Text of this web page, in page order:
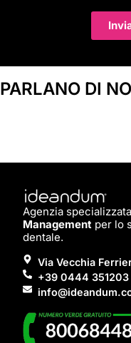
PARLANO DI
Agenzia
Management per lo
dentale.
Via Vecchia
+39 0444 351203